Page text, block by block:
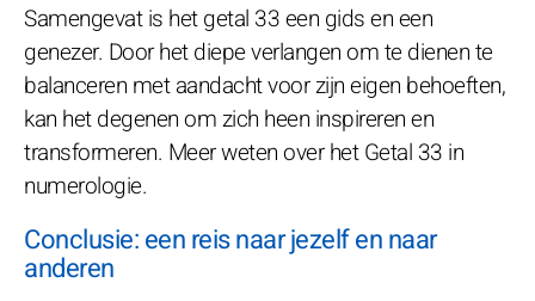
Samengevat is het getal 33 een gids en een
genezer. Door het diepe verlangen om te dienen te
balanceren met aandacht voor zijn eigen behoeften,
kan het degenen om zich heen inspireren en
transformeren. Meer weten over het Getal 33 in
numerologie.
Conclusie: een reis naar jezelf en naar
anderen